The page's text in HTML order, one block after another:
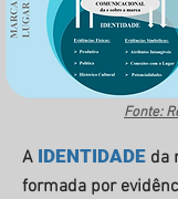
A IDENTIDADE da
formada por
Fonte: